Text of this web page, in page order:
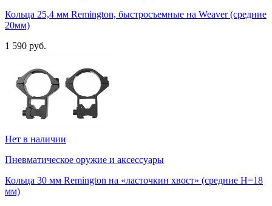
Кольца 25,4 мм Remington, быстросъемные на Weaver (средние
20мм)
1 590 руб.
Нет в наличии
Пневматическое оружие и аксессуары
Кольца 30 мм Remington на «ласточкин хвост» (средние H=18
мм)